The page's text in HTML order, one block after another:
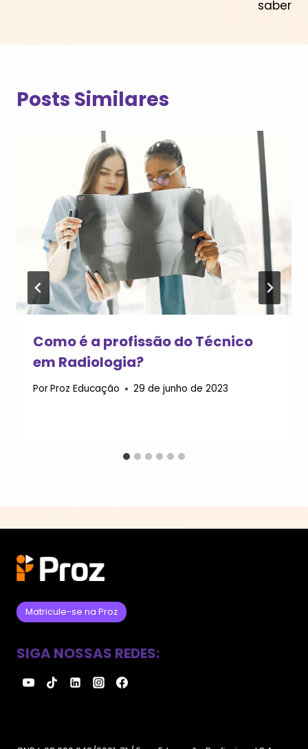
saber
Posts Similares
Como é a profissão do Técnico
em Radiologia?
PorProz Educação 29 de junho de 2023
Matricule-se na Proz
SIGA NOSSAS REDES: